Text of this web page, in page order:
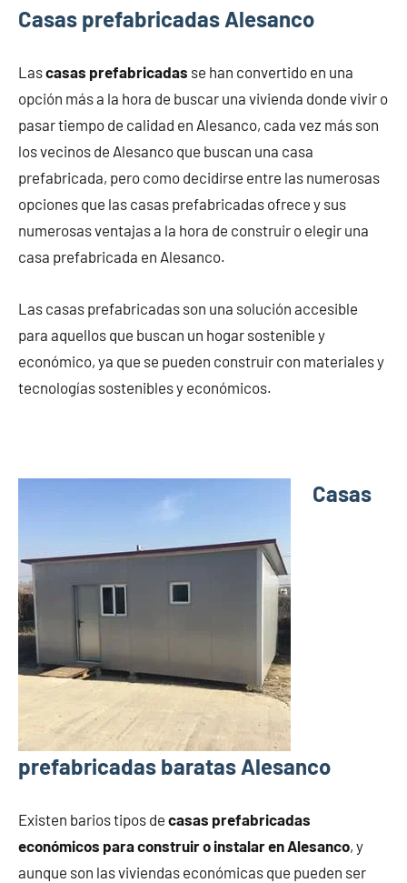
Casas prefabricadas Alesanco
Lascasas prefabricadas se han convertido en una
opción más a la hora de buscar una vivienda donde vivir o
pasar tiempo de calidad en Alesanco, cada vez más son
los vecinos de Alesanco que buscan una casa
prefabricada, pero como decidirse entre las numerosas
opciones que las casas prefabricadas ofrece y sus
numerosas ventajas a la hora de construir o elegir una
casa prefabricada en Alesanco.
Las casas prefabricadas son una solución accesible
para aquellos que buscan un hogar sostenible y
económico, ya que se pueden construir con materiales y
tecnologías sostenibles y económicos.
Casas
prefabricadas baratas Alesanco
Existen barios tipos de casas prefabricadas
económicos para construir o instalar en Alesanco, y
aunque son las viviendas económicas que pueden ser